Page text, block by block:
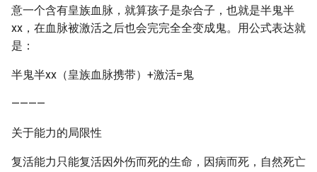
意一个含有皇族血脉，就算孩子是杂合子，也就是半鬼半
xx，在血脉被激活之后也会完完全全变成鬼。用公式表达就
是：
半鬼半xx（皇族血脉携带）+激活=鬼
————
关于能力的局限性
复活能力只能复活因外伤而死的生命，因病而死，自然死亡